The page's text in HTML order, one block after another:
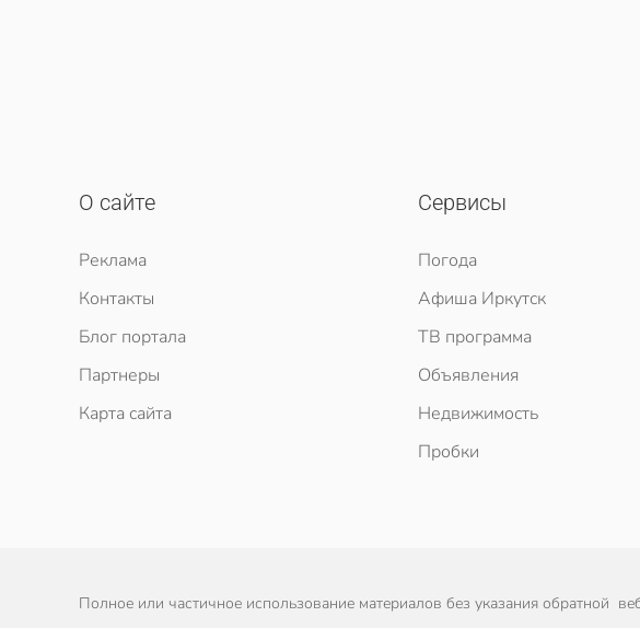
О сайте
Реклама
Контакты
Блог портала
Партнеры
Карта сайта
Сервисы
Погода
Афиша Иркутск
ТВ программа
Объявления
Недвижимость
Пробки
Полное или частичное использование материалов без указания обратной